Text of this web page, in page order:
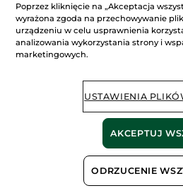
Zmywacz do paznokci
z olejkiem ze słodkich
migdałów 100 ml
Butelka 100 ml
DODAJ DO
KOSZYKA
Poprzez kliknięcie na „Akceptacja
wyrażona zgoda na przechowywanie
urządzeniu w celu usprawnienia
analizowania wykorzystania strony i
marketingowych.
USTAWIENIA
ODRZUCENIE
AKCEPTUJ